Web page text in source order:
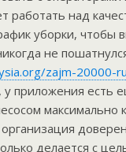
над
уборки, чтобы
не
zajm-20000-
у приложения есть
максимально
делается с